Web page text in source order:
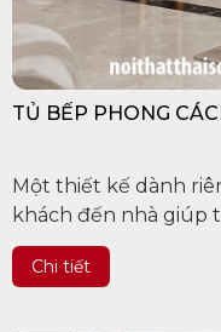
TỦ BẾP PHONG
Một thiết kế dành
khách đến nhà giúp
của gia chủ. Cùng
đặc biệt qua...
Chi tiết